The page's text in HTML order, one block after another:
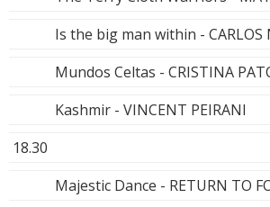
Is the big man within - CARLOS
Mundos Celtas - CRISTINA
Kashmir - VINCENT PEIRANI
18.30
Majestic Dance - RETURN TO